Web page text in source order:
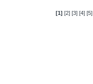
[1] [2] [3] [4] [5]